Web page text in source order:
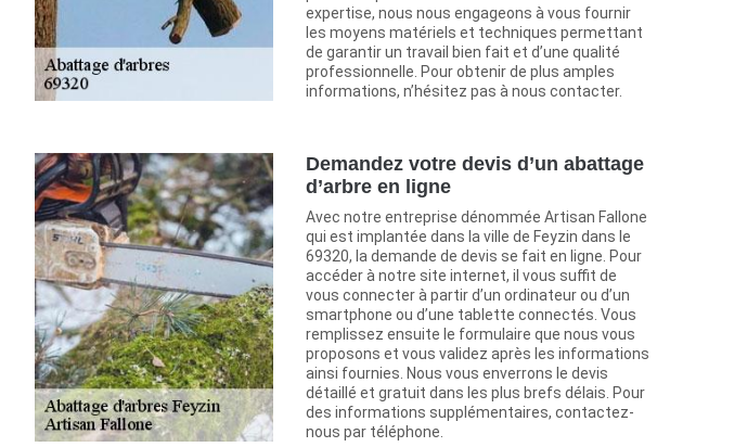
expertise, nous nous engageons à vous fournir
les moyens matériels et techniques permettant
de garantir un travail bien fait et d’une qualité
professionnelle. Pour obtenir de plus amples
informations, n’hésitez pas à nous contacter.
Demandez votre devis d’un abattage
d’arbre en ligne
Avec notre entreprise dénommée Artisan Fallone
qui est implantée dans la ville de Feyzin dans le
69320, la demande de devis se fait en ligne. Pour
accéder à notre site internet, il vous suffit de
vous connecter à partir d’un ordinateur ou d’un
smartphone ou d’une tablette connectés. Vous
remplissez ensuite le formulaire que nous vous
proposons et vous validez après les informations
ainsi fournies. Nous vous enverrons le devis
détaillé et gratuit dans les plus brefs délais. Pour
des informations supplémentaires, contactez-
nous par téléphone.